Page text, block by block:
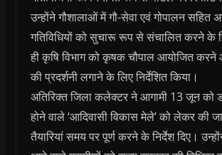
उन्होंने गौशालाओं में गौ-सेवा एवं गोपालन सहित
गतिविधियों को सुचारू रूप से संचालित करने के
ही कृषि विभाग को कृषक चौपाल आयोजित
की प्रदर्शनी लगाने के लिए निर्देशित किया।
अतिरिक्‍त जिला कलेक्‍टर ने आगामी 13 जून को
होने वाले ‘आदिवासी विकास मेले’ को लेकर की
तैयारियां समय पर पूर्ण करने के निर्देश दिए।